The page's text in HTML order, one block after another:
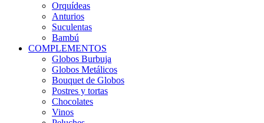
Orquídeas
Anturios
Suculentas
Bambú
COMPLEMENTOS
Globos Burbuja
Globos Metálicos
Bouquet de Globos
Postres y tortas
Chocolates
Vinos